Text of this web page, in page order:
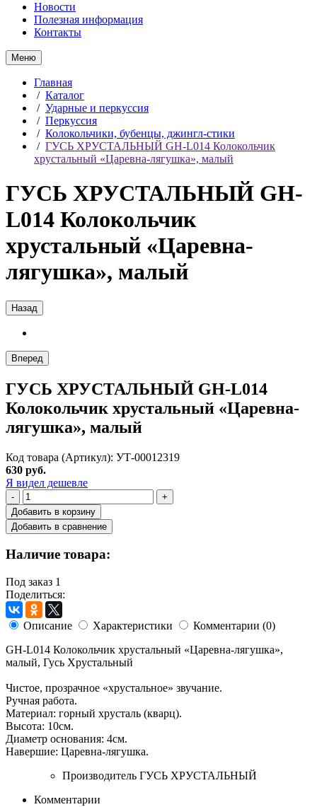
Новости
Полезная информация
Контакты
Меню
Главная
/ Каталог
/ Ударные и перкуссия
/ Перкуссия
/ Колокольчики, бубенцы, джингл-стики
/ ГУСЬ ХРУСТАЛЬНЫЙ GH-L014 Колокольчик
хрустальный «Царевна-лягушка», малый
ГУСЬ ХРУСТАЛЬНЫЙ GH-
L014 Колокольчик
хрустальный «Царевна-
лягушка», малый
Назад
Вперед
ГУСЬ ХРУСТАЛЬНЫЙ GH-L014
Колокольчик хрустальный «Царевна-
лягушка», малый
Код товара (Артикул): УТ-00012319
630 руб.
Я видел дешевле
-
+
Добавить в корзину
Добавить в сравнение
Наличие товара:
Под заказ 1
Поделиться:
Описание Характеристики
Комментарии (0)
GH-L014 Колокольчик хрустальный «Царевна-лягушка»,
малый, Гусь Хрустальный
Чистое, прозрачное «хрустальное» звучание.
Ручная работа.
Материал: горный хрусталь (кварц).
Высота: 10см.
Диаметр основания: 4см.
Навершие: Царевна-лягушка.
Производитель ГУСЬ ХРУСТАЛЬНЫЙ
Комментарии